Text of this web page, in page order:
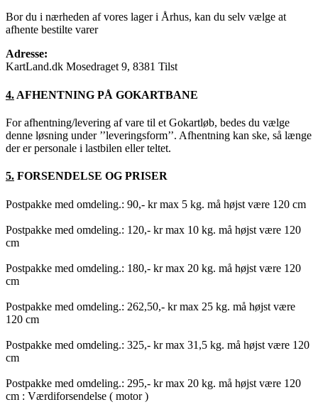
Bor du i nærheden af vores lager i Århus, kan du selv vælge at
afhente bestilte varer
Adresse:
KartLand.dk Mosedraget 9, 8381 Tilst
4. AFHENTNING PÅ GOKARTBANE
For afhentning/levering af vare til et Gokartløb, bedes du vælge
denne løsning under ’’leveringsform’’. Afhentning kan ske, så længe
der er personale i lastbilen eller teltet.
5. FORSENDELSE OG PRISER
Postpakke med omdeling.: 90,- kr max 5 kg. må højst være 120 cm
Postpakke med omdeling.: 120,- kr max 10 kg. må højst være 120
cm
Postpakke med omdeling.: 180,- kr max 20 kg. må højst være 120
cm
Postpakke med omdeling.: 262,50,- kr max 25 kg. må højst være
120 cm
Postpakke med omdeling.: 325,- kr max 31,5 kg. må højst være 120
cm
Postpakke med omdeling.: 295,- kr max 20 kg. må højst være 120
cm : Værdiforsendelse ( motor )